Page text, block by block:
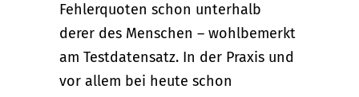
Fehlerquoten schon unterhalb
derer des Menschen – wohlbemerkt
am Testdatensatz. In der Praxis und
vor allem bei heute schon